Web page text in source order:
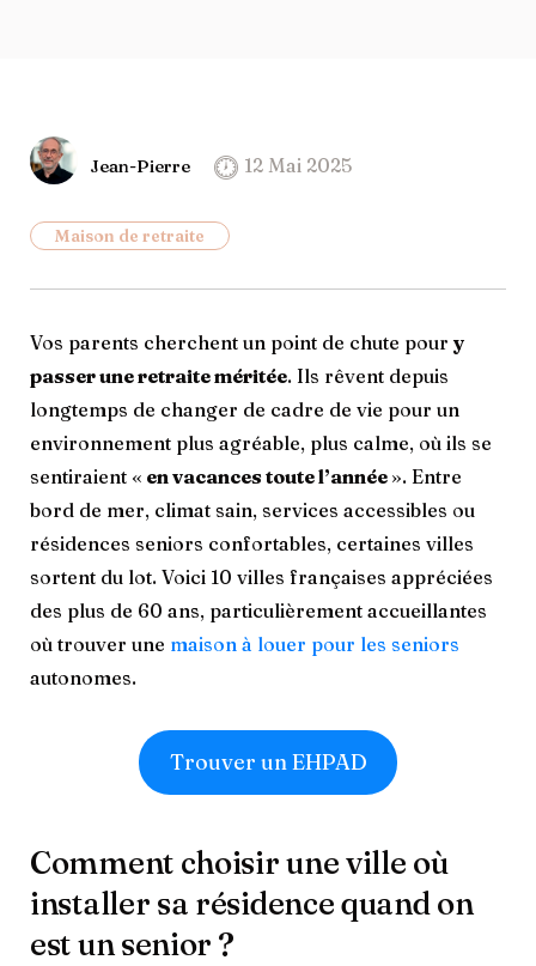
Jean-Pierre 12 Mai 2025
Maison de retraite
Vos parents cherchent un point de chute pour y
passer une retraite méritée. Ils rêvent depuis
longtemps de changer de cadre de vie pour un
environnement plus agréable, plus calme, où ils se
sentiraient « en vacances toute l’année ». Entre
bord de mer, climat sain, services accessibles ou
résidences seniors confortables, certaines villes
sortent du lot. Voici 10 villes françaises appréciées
des plus de 60 ans, particulièrement accueillantes
où trouver une maison à louer pour les seniors
autonomes.
Trouver un EHPAD
Comment choisir une ville où
installer sa résidence quand on
est un senior ?